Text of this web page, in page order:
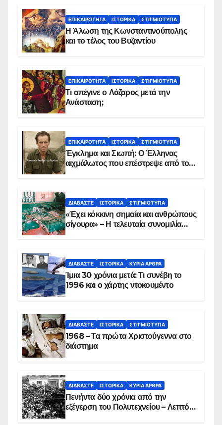
ΕΠΙΚΑΙΡΌΤΗΤΑ ΙΣΤΟΡΙΚΆ ΣΤΙΓΜΙΌΤΥΠΑ
Η Άλωση της Κωνσταντινούπολης
και το τέλος του Βυζαντίου
ΕΠΙΚΑΙΡΌΤΗΤΑ ΙΣΤΟΡΙΚΆ ΣΤΙΓΜΙΌΤΥΠΑ
Τι απέγινε ο Λάζαρος μετά την
Ανάσταση;
ΕΠΙΚΑΙΡΌΤΗΤΑ ΙΣΤΟΡΙΚΆ ΣΤΙΓΜΙΌΤΥΠΑ
Έγκλημα και Σιωπή: Ο Έλληνας
αιχμάλωτος που επέστρεψε από το
ΔΙΑΒΆΣΤΕ ΙΣΤΟΡΙΚΆ ΣΤΙΓΜΙΌΤΥΠΑ
«Έχει κόκκινη σημαία και ανθρώπους
σίγουρα» – Η τελευταία συνομιλία
ΔΙΑΒΆΣΤΕ ΙΣΤΟΡΙΚΆ ΚΥΡΙΑ ΑΡΘΡΑ
Ίμια 30 χρόνια μετά: Τι συνέβη το
1996 και ο χάρτης ντοκουμέντο
ΔΙΑΒΆΣΤΕ ΙΣΤΟΡΙΚΆ ΣΤΙΓΜΙΌΤΥΠΑ
1968 – Τα πρώτα Χριστούγεννα στο
διάστημα
ΔΙΑΒΆΣΤΕ ΙΣΤΟΡΙΚΆ ΚΥΡΙΑ ΑΡΘΡΑ
Πενήντα δύο χρόνια από την
εξέγερση του Πολυτεχνείου – Λεπτό